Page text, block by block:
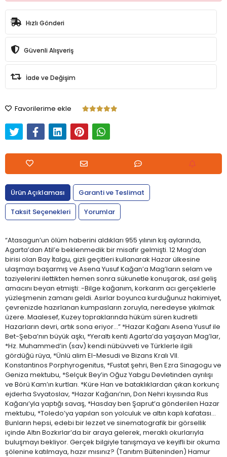
Hızlı Gönderi
Güvenli Alışveriş
İade ve Değişim
Favorilerime ekle
Ürün Açıklaması
Garanti ve Teslimat
Taksit Seçenekleri
Yorumlar
“Atasagun’un ölüm haberini aldıkları 955 yılının kış aylarında,
Agarta’dan Atil’e beklenmedik bir misafir gelmişti. 12 Mag’dan
birisi olan Bay İtalgu, gizli geçitleri kullanarak Hazar ülkesine
ulaşmayı başarmış ve Asena Yusuf Kağan’a Mag’ların selam ve
taziyelerini ilettikten hemen sonra sükunetle konuşarak, asıl geliş
amacını beyan etmişti: -Bilge kağanım, korkarım acı gerçeklerle
yüzleşmenin zamanı geldi. Asırlar boyunca kurduğunuz hakimiyet,
çevrenizde hazırlanan kumpasların zoruyla, neredeyse yıkılmak
üzere. Maalesef, Kuzey topraklarında hüküm süren kudretli
Hazarların devri, artık sona eriyor…” *Hazar Kağanı Asena Yusuf ile
Bet-Şeba’nın büyük aşkı, *Yeraltı kenti Agarta’da yaşayan Mag’lar,
*Hz. Muhammed’in (sav) kendi nübüvveti ve Türklerle ilgili
gördüğü rüya, *Ünlü alim El-Mesudi ve Bizans Kralı VII.
Konstantinos Porphyrogenitus, *Fustat şehri, Ben Ezra Sinagogu ve
Geniza mektubu, *Selçuk Bey’in Oğuz Yabgu Devletinden ayrılışı
ve Börü Kam’ın kurtları. *Küre Han ve bataklıklardan çıkan korkunç
ejderha Svyatoslav, *Hazar Kağanı’nın, Don Nehri kıyısında Rus
Kağanı’yla yaptığı savaş, *Hasday ben Şaprut’a gönderilen Hazar
mektubu, *Toledo’ya yapılan son yolculuk ve altın kaplı kafatası…
Bunların hepsi, edebi bir lezzet ve sinematografik bir görsellik
içinde Altın Bozkırlar’da bir araya gelerek, meraklı okurlarıyla
buluşmayı bekliyor. Gerçek bilgiyle tanışmaya ve keyifli bir okuma
şölenine katılmaya, hazır mısınız? (Tanıtım Bülteninden) Hamur